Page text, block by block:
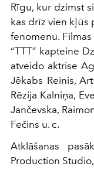
Rīgu, kur dzimst
kas drīz vien kļūs
fenomenu.
“TTT” kapteine
atveido aktrise
Jēkabs Reinis,
Rēzija Kalniņa,
Jančevska,
Fečins u. c.
Atklāšanas
Production